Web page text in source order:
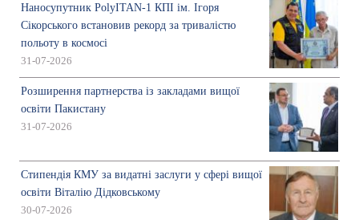
Наносупутник PolyITAN-1 КПІ ім. Ігоря
Сікорського встановив рекорд за тривалістю
польоту в космосі
31-07-2026
Розширення партнерства із закладами вищої
освіти Пакистану
31-07-2026
Стипендія КМУ за видатні заслуги у сфері вищої
освіти Віталію Дідковському
30-07-2026